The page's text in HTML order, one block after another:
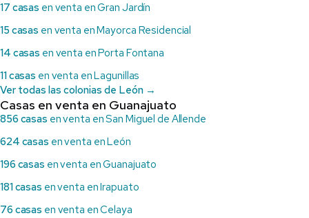
17 casas en venta en Gran Jardín
15 casas en venta en Mayorca Residencial
14 casas en venta en Porta Fontana
11 casas en venta en Lagunillas
Ver todas las colonias de León →
Casas en venta en Guanajuato
856 casas en venta en San Miguel de Allende
624 casas en venta en León
196 casas en venta en Guanajuato
181 casas en venta en Irapuato
76 casas en venta en Celaya